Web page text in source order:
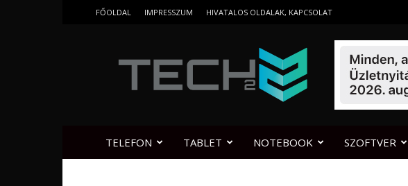
FŐOLDAL IMPRESSZUM HIVATALOS OLDALAK, KAPCSOLAT
TELEFON TABLET NOTEBOOK SZOFTVER